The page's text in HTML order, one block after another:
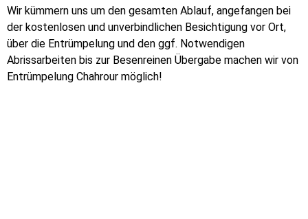
Wir kümmern uns um den gesamten Ablauf, angefangen bei
der kostenlosen und unverbindlichen Besichtigung vor Ort,
über die Entrümpelung und den ggf. Notwendigen
Abrissarbeiten bis zur Besenreinen Übergabe machen wir von
Entrümpelung Chahrour möglich!